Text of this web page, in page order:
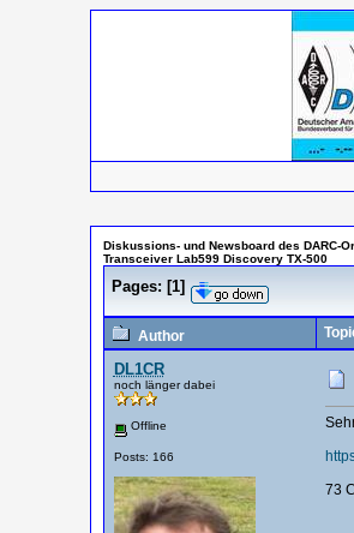
Diskussions- und Newsboard des DARC-
Transceiver Lab599 Discovery TX-500
Pages: [1]
Author
DL1CR
noch länger dabei
Offline
Posts: 166
73